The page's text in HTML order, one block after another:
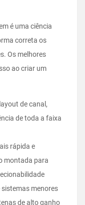
é uma ciência
correta os
Os melhores
ao criar um
de canal,
de toda a faixa
rápida e
montada para
menores
de alto ganho